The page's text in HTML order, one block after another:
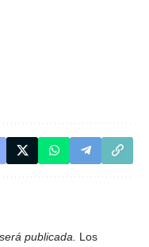
publicada.
Los